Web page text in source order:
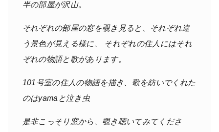
半の部屋が沢山。
それぞれの部屋の窓を覗き見ると、それぞれ違
う景色が見える様に、 それぞれの住人にはそれ
ぞれの物語と歌があります。
101号室の住人の物語を描き、歌を紡いでくれた
のはyamaと泣き虫
是非こっそり窓から、覗き聴いてみてくださ